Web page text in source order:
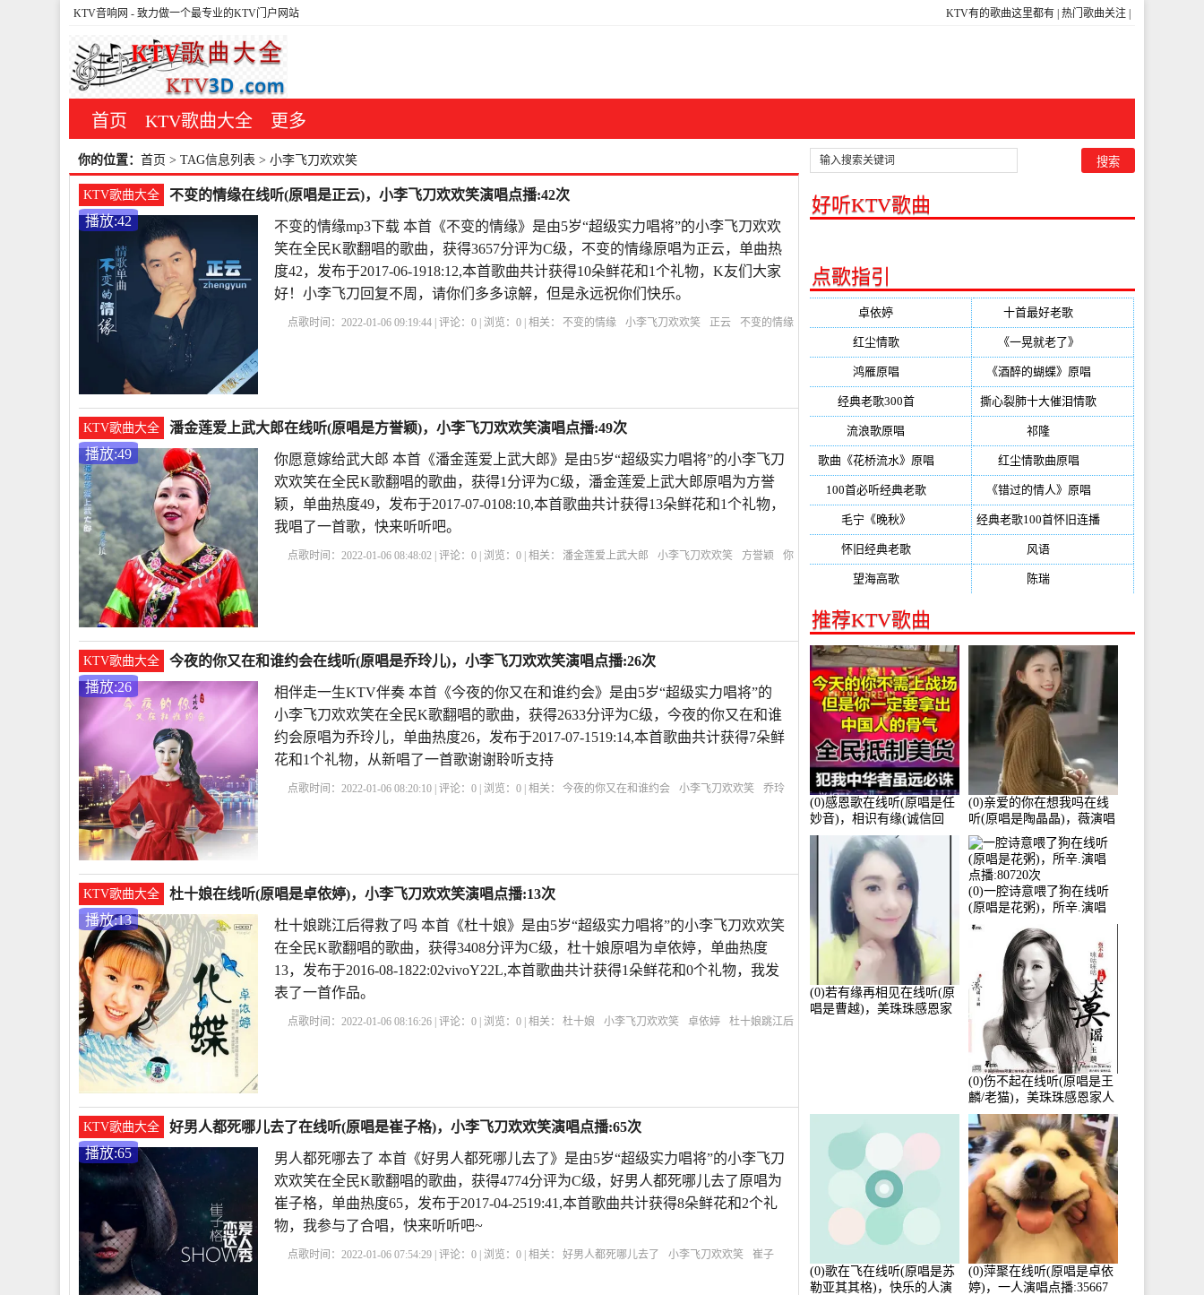
KTV有的歌曲这里都有 热门歌曲关注
KTV音响网 - 致力做一个最专业的KTV门户网站
首页 KTV歌曲大全 更多
你的位置： 首页 > TAG信息列表 > 小李飞刀欢欢笑
KTV歌曲大全
不变的情缘在线听(原唱是正云)，小李飞刀欢欢笑演唱点播:42次
播放:42
不变的情缘mp3下载 本首《不变的情缘》是由5岁“超级实力唱将”的小李飞刀欢欢
笑在全民K歌翻唱的歌曲，获得3657分评为C级，不变的情缘原唱为正云，单曲热
度42，发布于2017-06-1918:12,本首歌曲共计获得10朵鲜花和1个礼物，K友们大家
好！小李飞刀回复不周，请你们多多谅解，但是永远祝你们快乐。
点歌时间：2022-01-06 09:19:44 | 评论：0 | 浏览：0 | 相关： 不变的情缘 小李飞刀欢欢笑 正云
不变的情缘
KTV歌曲大全
潘金莲爱上武大郎在线听(原唱是方誉颖)，小李飞刀欢欢笑演唱点播:49次
播放:49
你愿意嫁给武大郎 本首《潘金莲爱上武大郎》是由5岁“超级实力唱将”的小李飞刀
欢欢笑在全民K歌翻唱的歌曲，获得1分评为C级，潘金莲爱上武大郎原唱为方誉
颖，单曲热度49，发布于2017-07-0108:10,本首歌曲共计获得13朵鲜花和1个礼物，
我唱了一首歌，快来听听吧。
点歌时间：2022-01-06 08:48:02 | 评论：0 | 浏览：0 | 相关： 潘金莲爱上武大郎 小李飞刀欢欢笑 方誉颖
你
KTV歌曲大全
今夜的你又在和谁约会在线听(原唱是乔玲儿)，小李飞刀欢欢笑演唱点播:26次
播放:26
相伴走一生KTV伴奏 本首《今夜的你又在和谁约会》是由5岁“超级实力唱将”的
小李飞刀欢欢笑在全民K歌翻唱的歌曲，获得2633分评为C级，今夜的你又在和谁
约会原唱为乔玲儿，单曲热度26，发布于2017-07-1519:14,本首歌曲共计获得7朵鲜
花和1个礼物，从新唱了一首歌谢谢聆听支持
点歌时间：2022-01-06 08:20:10 | 评论：0 | 浏览：0 | 相关： 今夜的你又在和谁约会 小李飞刀欢欢笑
乔玲
KTV歌曲大全
杜十娘在线听(原唱是卓依婷)，小李飞刀欢欢笑演唱点播:13次
播放:13
杜十娘跳江后得救了吗 本首《杜十娘》是由5岁“超级实力唱将”的小李飞刀欢欢笑
在全民K歌翻唱的歌曲，获得3408分评为C级，杜十娘原唱为卓依婷，单曲热度
13，发布于2016-08-1822:02vivoY22L,本首歌曲共计获得1朵鲜花和0个礼物，我发
表了一首作品。
点歌时间：2022-01-06 08:16:26 | 评论：0 | 浏览：0 | 相关： 杜十娘 小李飞刀欢欢笑 卓依婷
杜十娘跳江后
KTV歌曲大全
好男人都死哪儿去了在线听(原唱是崔子格)，小李飞刀欢欢笑演唱点播:65次
播放:65
男人都死哪去了 本首《好男人都死哪儿去了》是由5岁“超级实力唱将”的小李飞刀
欢欢笑在全民K歌翻唱的歌曲，获得4774分评为C级，好男人都死哪儿去了原唱为
崔子格，单曲热度65，发布于2017-04-2519:41,本首歌曲共计获得8朵鲜花和2个礼
物，我参与了合唱，快来听听吧~
点歌时间：2022-01-06 07:54:29 | 评论：0 | 浏览：0 | 相关： 好男人都死哪儿去了 小李飞刀欢欢笑
崔子
好听KTV歌曲
点歌指引
卓依婷 十首最好老歌
红尘情歌(296) 《一晃就老了》
鸿雁原唱 《酒醉的蝴蝶》原唱
经典老歌300首(203) 撕心裂肺十大催泪情歌
流浪歌原唱 祁隆
歌曲《花桥流水》原唱 红尘情歌曲原唱
100首必听经典老歌(150) 《错过的情人》原唱
毛宁《晚秋》 经典老歌100首怀旧连播
怀旧经典老歌(133) 风语
望海高歌(131) 陈瑞
推荐KTV歌曲
(0)感恩歌在线听(原唱是任
妙音)，相识有缘(诚信回
访)演唱点播:161288次
(0)亲爱的你在想我吗在线
听(原唱是陶晶晶)，薇演唱
点播:159722次
(0)若有缘再相见在线听(原
唱是曹越)，美珠珠感恩家
(0)一腔诗意喂了狗在线听
(原唱是花粥)，所辛.演唱
点播:80720次
(0)伤不起在线听(原唱是王
麟/老猫)，美珠珠感恩家人
演唱点播:80218次
(0)歌在飞在线听(原唱是苏
勒亚其其格)，快乐的人演
(0)萍聚在线听(原唱是卓依
婷)，一人演唱点播:35667